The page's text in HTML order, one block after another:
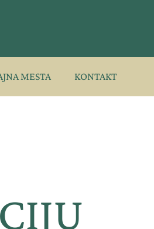
MESTA KONTAKT